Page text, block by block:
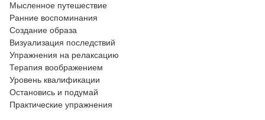
Мысленное путешествие
Ранние воспоминания
Создание образа
Визуализация последствий
Упражнения на релаксацию
Терапия воображением
Уровень квалификации
Остановись и подумай
Практические упражнения